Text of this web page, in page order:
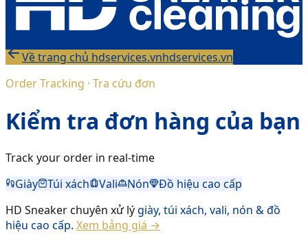
Về trang chủ hdservices.vnhdservices.vn
Order Tracking · Tra cứu đơn
Kiểm tra đơn hàng của bạn
Track your order in real-time
Giày
Túi xách Vali Nón
Đồ hiệu cao cấp
HD Sneaker chuyên xử lýgiày, túi xách, vali, nón & đồ
hiệu cao cấp. Xem bảng giá →